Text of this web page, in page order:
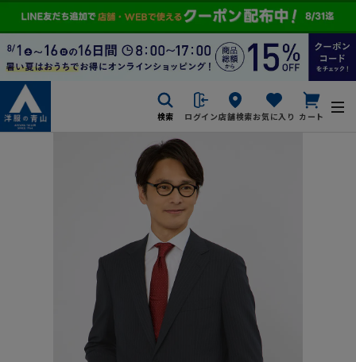
検索 ログイン店舗検索お気に入り カート